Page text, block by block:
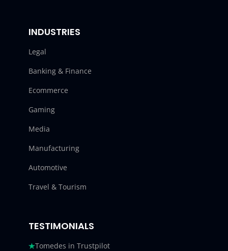
INDUSTRIES
Legal
Banking & Finance
Ecommerce
Gaming
Media
Manufacturing
Automotive
Travel & Tourism
TESTIMONIALS
Tomedes in Trustpilot